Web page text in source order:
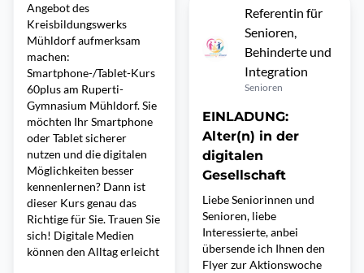
Angebot des
Kreisbildungswerks
Mühldorf aufmerksam
machen:
Smartphone-/Tablet-Kurs
60plus am Ruperti-
Gymnasium Mühldorf. Sie
möchten Ihr Smartphone
oder Tablet sicherer
nutzen und die digitalen
Möglichkeiten besser
kennenlernen? Dann ist
dieser Kurs genau das
Richtige für Sie. Trauen Sie
sich! Digitale Medien
können den Alltag erleicht
Referentin für
Senioren,
Behinderte und
Integration
Senioren
EINLADUNG:
Alter(n) in der
digitalen
Gesellschaft
Liebe Seniorinnen und
Senioren, liebe
Interessierte, anbei
übersende ich Ihnen den
Flyer zur Aktionswoche